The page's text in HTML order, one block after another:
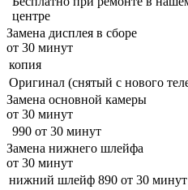
центре
Замена дисплея в сборе
от 30 минут
копия
Оригинал (снятый с нового
Замена основной камеры
от 30 минут
990 от 30 минут
Замена нижнего шлейфа
от 30 минут
нижний шлейф 890 от 30 минут